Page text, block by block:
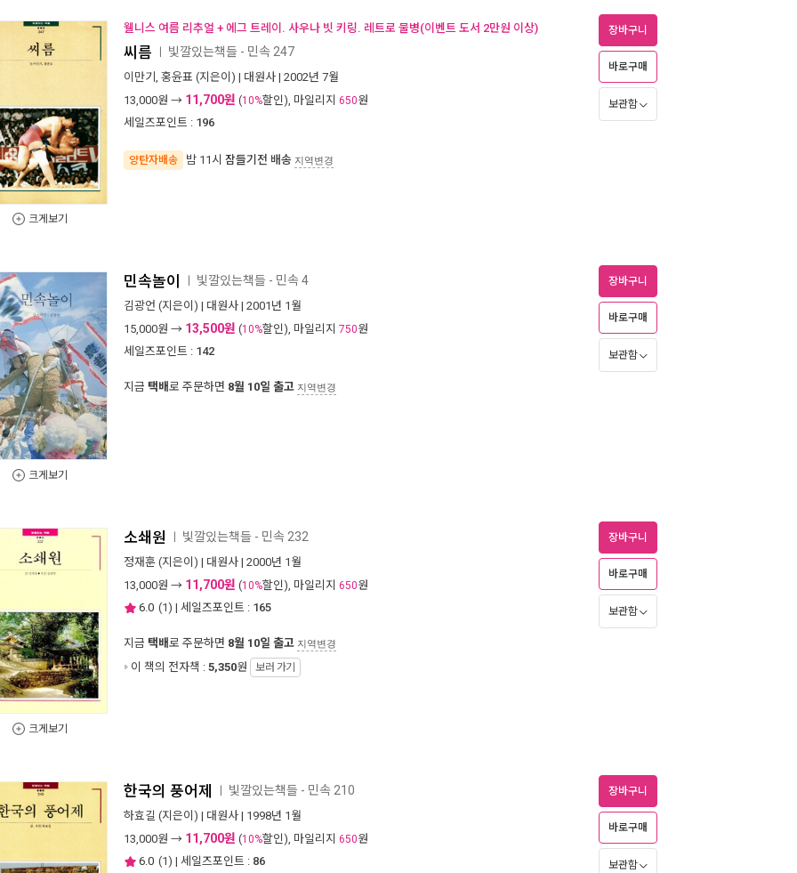
크게보기
웰니스 여름 리추얼 + 에그 트레이. 사우나 빗 키링. 레트로 물병(이벤트 도서 2만원 이상)
씨름 빛깔있는책들 - 민속 247
이만기 , 홍윤표 (지은이) | 대원사 | 2002년 7월
13,000원 → 11,700원 (10%할인), 마일리지 650원
세일즈포인트 : 196
양탄자배송 밤 11시 잠들기전 배송 지역변경
장바구니
바로구매
보관함
크게보기
민속놀이 빛깔있는책들 - 민속 4
김광언 (지은이) | 대원사 | 2001년 1월
15,000원 → 13,500원 (10%할인), 마일리지 750원
세일즈포인트 : 142
지금 택배로 주문하면 8월 10일 출고 지역변경
장바구니
바로구매
보관함
크게보기
소쇄원 빛깔있는책들 - 민속 232
정재훈 (지은이) | 대원사 | 2000년 1월
13,000원 → 11,700원 (10%할인), 마일리지 650원
6.0 (1) | 세일즈포인트 : 165
지금 택배로 주문하면 8월 10일 출고 지역변경
이 책의 전자책 : 5,350원 보러 가기
장바구니
바로구매
보관함
한국의 풍어제 빛깔있는책들 - 민속 210
하효길 (지은이) | 대원사 | 1998년 1월
13,000원 → 11,700원 (10%할인), 마일리지 650원
6.0 (1) | 세일즈포인트 : 86
장바구니
바로구매
보관함